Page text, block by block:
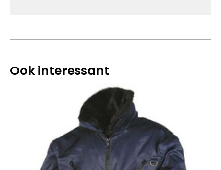
Ook interessant